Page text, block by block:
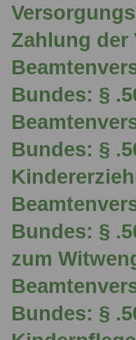
Zahlung der
Bundes: §
Bundes: §
Bundes: §
zum
Bundes: §